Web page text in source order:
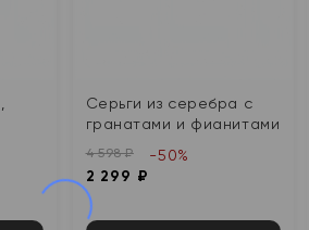
Серьги из серебра с
гранатами и фианитами
4 598 ₽
2 299 ₽
-50%